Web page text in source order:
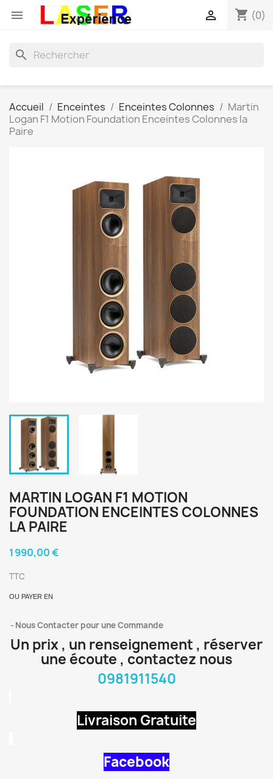
 shopping_cart (0)

search
Accueil Enceintes Enceintes Colonnes
Martin
Logan F1 Motion Foundation Enceintes Colonnes la
Paire
MARTIN LOGAN F1 MOTION
FOUNDATION ENCEINTES COLONNES
LA PAIRE
1 990,00 €
TTC
OU PAYER EN
Nous Contacter pour une Commande
Un prix , un renseignement , réserver
une écoute , contactez nous
0981911540
Livraison Gratuite
Facebook